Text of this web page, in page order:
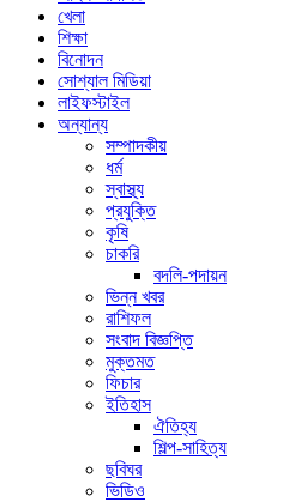
খেলা
শিক্ষা
বিনোদন
সোশ্যাল মিডিয়া
লাইফস্টাইল
অন্যান্য
সম্পাদকীয়
ধর্ম
স্বাস্থ্য
প্রযুক্তি
কৃষি
চাকরি
বদলি-পদায়ন
ভিন্ন খবর
রাশিফল
সংবাদ বিজ্ঞপ্তি
মুক্তমত
ফিচার
ইতিহাস
ঐতিহ্য
শিল্প-সাহিত্য
ছবিঘর
ভিডিও